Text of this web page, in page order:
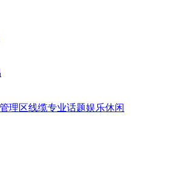
理区线缆专业话题娱乐休闲